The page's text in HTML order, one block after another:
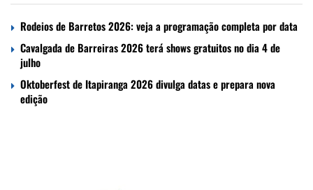
Rodeios de Barretos 2026: veja a programação completa por data
Cavalgada de Barreiras 2026 terá shows gratuitos no dia 4 de
julho
Oktoberfest de Itapiranga 2026 divulga datas e prepara nova
edição